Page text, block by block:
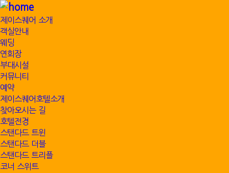
제이스퀘어 소개
객실안내
웨딩
연회장
부대시설
커뮤니티
예약
제이스퀘어호텔소개
찾아오시는 길
호텔전경
스탠다드 트윈
스탠다드 더블
스탠다드 트리플
코너 스위트